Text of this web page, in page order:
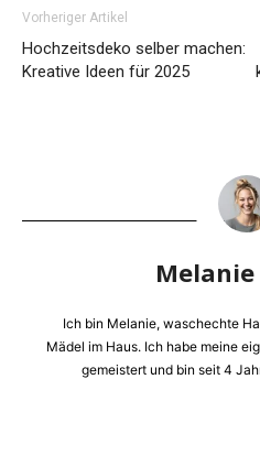
Vorheriger Artikel
Hochzeitsdeko selber machen:
Kreative Ideen für 2025
Melanie
Ich bin Melanie, waschechte
Mädel im Haus. Ich habe meine
gemeistert und bin seit 4